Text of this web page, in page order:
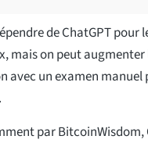
de ChatGPT pour
mais on peut
avec un examen
par